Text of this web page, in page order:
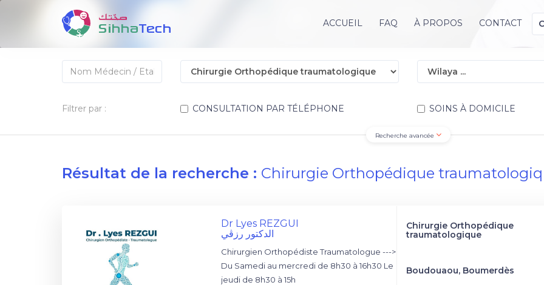
ACCUEIL FAQ À PROPOS CONTACT
Filtrer par : CONSULTATION PAR TÉLÉPHONE SOINS À DOMICILE
Recherche avancée
Résultat de la recherche : Chirurgie Orthopédique
Dr Lyes REZGUI
الدكتور رزڨي
Chirurgien Orthopédiste Traumatologue --->
Du Samedi au mercredi de 8h30 à 16h30 Le
jeudi de 8h30 à 15h
Chirurgie Orthopédique
traumatologique
Boudouaou, Boumerdès